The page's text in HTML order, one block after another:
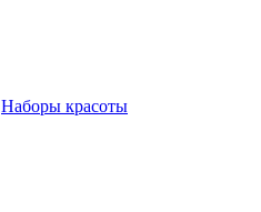
Наборы красоты